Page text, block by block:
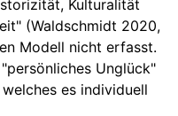
Kulturalität
(Waldschmidt 2020,
Modell nicht erfasst.
Unglück"
es individuell